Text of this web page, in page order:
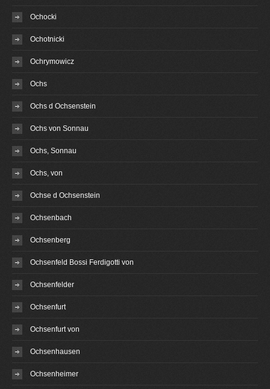
Ochocki
Ochotnicki
Ochrymowicz
Ochs
Ochs d Ochsenstein
Ochs von Sonnau
Ochs, Sonnau
Ochs, von
Ochse d Ochsenstein
Ochsenbach
Ochsenberg
Ochsenfeld Bossi Ferdigotti von
Ochsenfelder
Ochsenfurt
Ochsenfurt von
Ochsenhausen
Ochsenheimer